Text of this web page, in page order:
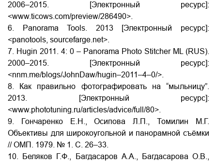
2006–2015. [Электронный ресурс]:
<www.ticows.com/preview/286490>.
6. Panorama Tools. 2013 [Электронный ресурс]:
<panotools, sourcefarge.net>.
7. Hugin 2011. 4: 0 – Panorama Photo Stitcher ML (RUS).
2000–2015. [Электронный ресурс]:
<nnm.me/blogs/JohnDaw/hugin–2011–4–0/>.
8. Как правильно фотографировать на “мыльницу”.
2013. [Электронный ресурс]:
<www.phototuning.ru/articles/advice/full/80>.
9. Гончаренко Е.Н., Осипова Л.П., Томилин М.Г.
Объективы для широкоугольной и панорамной съёмки
// ОМП. 1979. № 1. С. 26–33.
10. Беляков Г.Ф., Багдасаров А.А., Багдасарова О.В.,